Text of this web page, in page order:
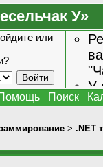
У»
или
У
Поиск
> .NET